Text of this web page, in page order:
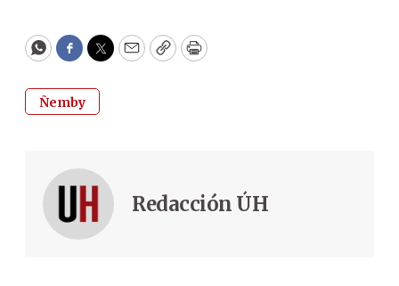
WhatsApp
Facebook
Twitter
EmailCopyPrint
Ñemby
Redacción ÚH